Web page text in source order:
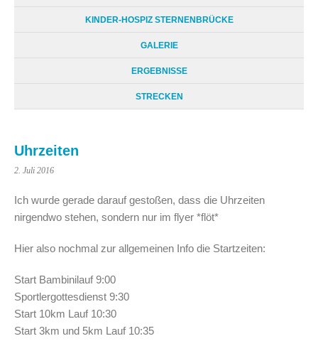
KINDER-HOSPIZ STERNENBRÜCKE
GALERIE
ERGEBNISSE
STRECKEN
Uhrzeiten
2. Juli 2016
Ich wurde gerade darauf gestoßen, dass die Uhrzeiten
nirgendwo stehen, sondern nur im flyer *flöt*
Hier also nochmal zur allgemeinen Info die Startzeiten:
Start Bambinilauf 9:00
Sportlergottesdienst 9:30
Start 10km Lauf 10:30
Start 3km und 5km Lauf 10:35